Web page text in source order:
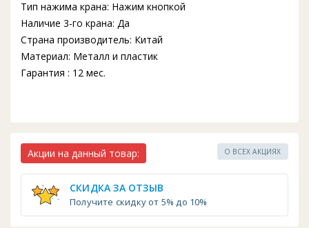
Тип нажима крана: Нажим кнопкой
Наличие 3-го крана: Да
Страна производитель: Китай
Материал: Металл и пластик
Гарантия : 12 мес.
О ВСЕХ АКЦИЯХ
Акции на данный товар:
СКИДКА ЗА ОТЗЫВ
Получите скидку от 5% до 10%